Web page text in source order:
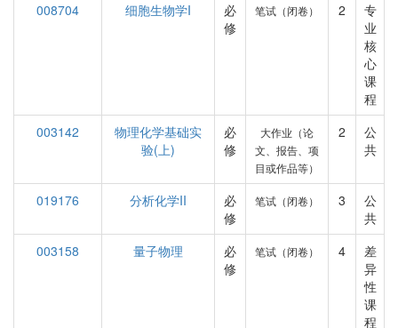
008704
细胞生物学I
必
修
笔试（闭卷） 2
专
业
核
心
课
程
003142
物理化学基础实
验(上)
必
修
大作业（论
文、报告、项
目或作品等）
2
公
共
019176 分析化学II
必
修
笔试（闭卷） 3
公
共
003158
量子物理
必
修
笔试（闭卷） 4
差
异
性
课
程